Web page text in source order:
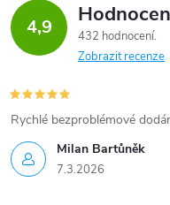
4,9
432 hodnocení
Zobrazit recenze
Milan Bartůněk
7.3.2026
Rychlé bezproblémové